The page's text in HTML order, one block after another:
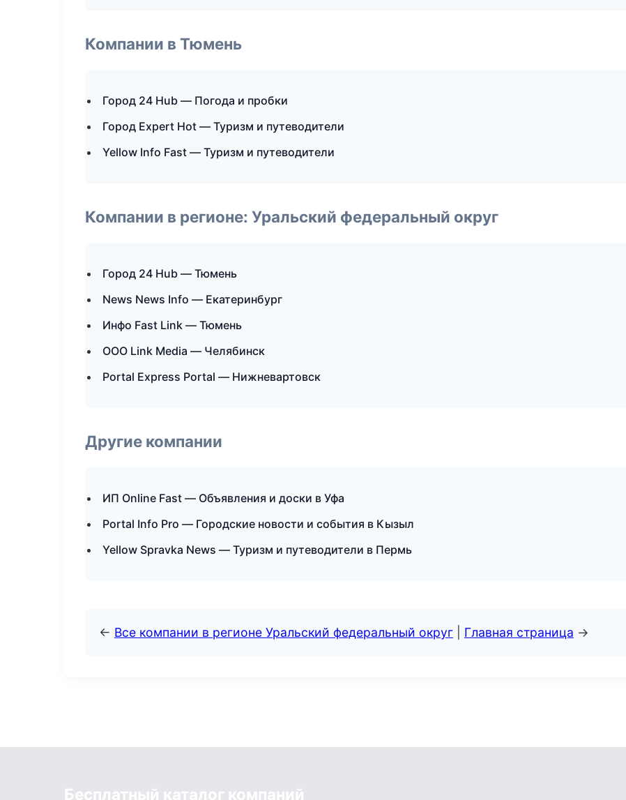
Компании в Тюмень
Город 24 Hub — Погода и пробки
Город Expert Hot — Туризм и путеводители
Yellow Info Fast — Туризм и путеводители
Компании в регионе: Уральский федеральный округ
Город 24 Hub — Тюмень
News News Info — Екатеринбург
Инфо Fast Link — Тюмень
ООО Link Media — Челябинск
Portal Express Portal — Нижневартовск
Другие компании
ИП Online Fast — Объявления и доски в Уфа
Portal Info Pro — Городские новости и события в Кызыл
Yellow Spravka News — Туризм и путеводители в Пермь
← Все компании в регионе Уральский федеральный округ Главная страница →
Бесплатный каталог компаний